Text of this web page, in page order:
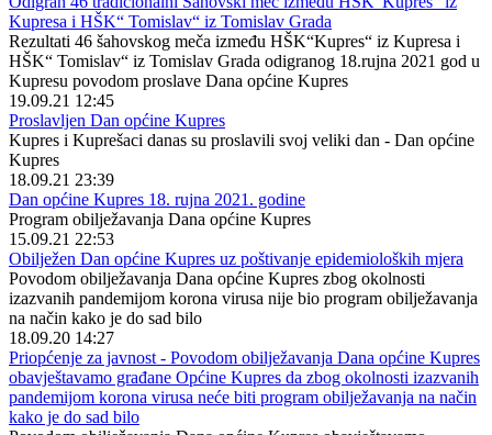
Kupresa i HŠK“ Tomislav“ iz Tomislav Grada
Rezultati 46 šahovskog meča između HŠK“Kupres“ iz Kupresa i
HŠK“ Tomislav“ iz Tomislav Grada odigranog 18.rujna 2021 god u
Kupresu povodom proslave Dana općine Kupres
19.09.21 12:45
Proslavljen Dan općine Kupres
Kupres i Kuprešaci danas su proslavili svoj veliki dan - Dan općine
Kupres
18.09.21 23:39
Dan općine Kupres 18. rujna 2021. godine
Program obilježavanja Dana općine Kupres
15.09.21 22:53
Obilježen Dan općine Kupres uz poštivanje epidemioloških mjera
Povodom obilježavanja Dana općine Kupres zbog okolnosti
izazvanih pandemijom korona virusa nije bio program obilježavanja
na način kako je do sad bilo
18.09.20 14:27
Priopćenje za javnost - Povodom obilježavanja Dana općine Kupres
obavještavamo građane Općine Kupres da zbog okolnosti izazvanih
pandemijom korona virusa neće biti program obilježavanja na način
kako je do sad bilo